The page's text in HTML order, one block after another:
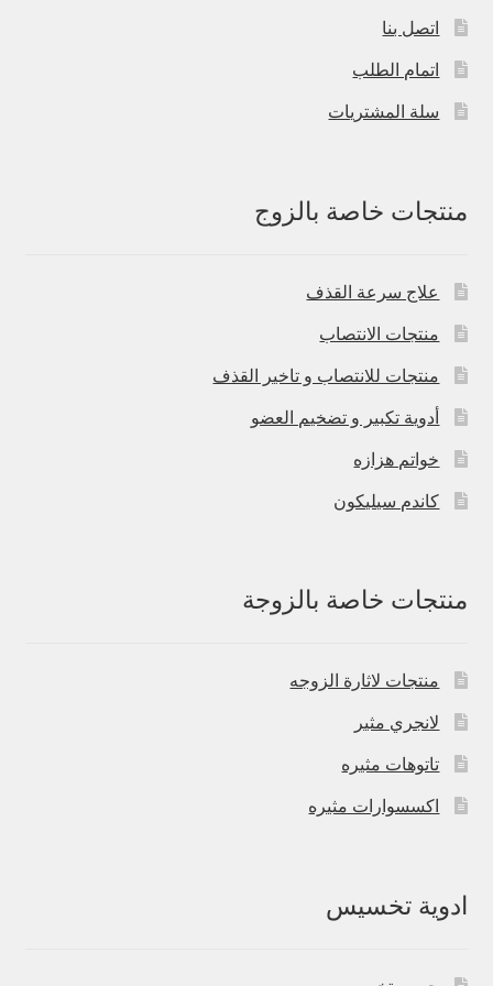
اتصل بنا
اتمام الطلب
سلة المشتريات
منتجات خاصة بالزوج
علاج سرعة القذف
منتجات الانتصاب
منتجات للانتصاب و تاخير القذف
أدوية تكبير و تضخيم العضو
خواتم هزازه
كاندم سيليكون
منتجات خاصة بالزوجة
منتجات لاثارة الزوجه
لانجري مثير
تاتوهات مثيره
اكسسوارات مثيره
ادوية تخسيس